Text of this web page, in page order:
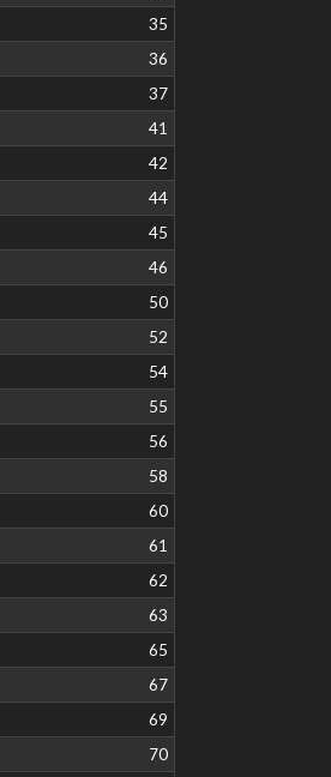
35
36
37
41
42
44
45
46
50
52
54
55
56
58
60
61
62
63
65
67
69
70